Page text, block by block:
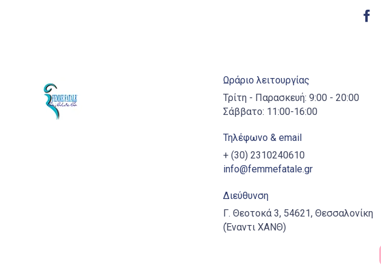
Ωράριο λειτουργίας
Τρίτη - Παρασκευή: 9:00 - 20:00
Σάββατο: 11:00-16:00
Τηλέφωνο & email
+ (30) 2310240610
info@femmefatale.gr
Διεύθυνση
Γ. Θεοτοκά 3, 54621, Θεσσαλονίκη
(Έναντι ΧΑΝΘ)